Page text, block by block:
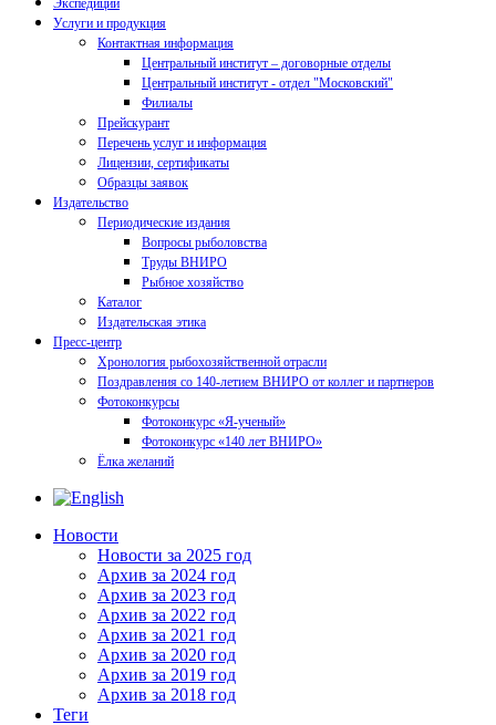
Экспедиции
Услуги и продукция
Контактная информация
Центральный институт – договорные отделы
Центральный институт - отдел "Московский"
Филиалы
Прейскурант
Перечень услуг и информация
Лицензии, сертификаты
Образцы заявок
Издательство
Периодические издания
Вопросы рыболовства
Труды ВНИРО
Рыбное хозяйство
Каталог
Издательская этика
Пресс-центр
Хронология рыбохозяйственной отрасли
Поздравления со 140-летием ВНИРО от коллег и партнеров
Фотоконкурсы
Фотоконкурс «Я-ученый»
Фотоконкурс «140 лет ВНИРО»
Ёлка желаний
Новости
Новости за 2025 год
Архив за 2024 год
Архив за 2023 год
Архив за 2022 год
Архив за 2021 год
Архив за 2020 год
Архив за 2019 год
Архив за 2018 год
Теги